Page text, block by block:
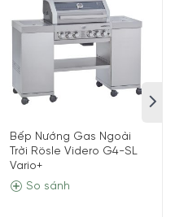
phải gia nhiệt nhanh,
hợp làm xém bề mặt
Bếp Nướng Gas Ngoài
Trời Rösle Videro G4-SL
Vario+
So sánh